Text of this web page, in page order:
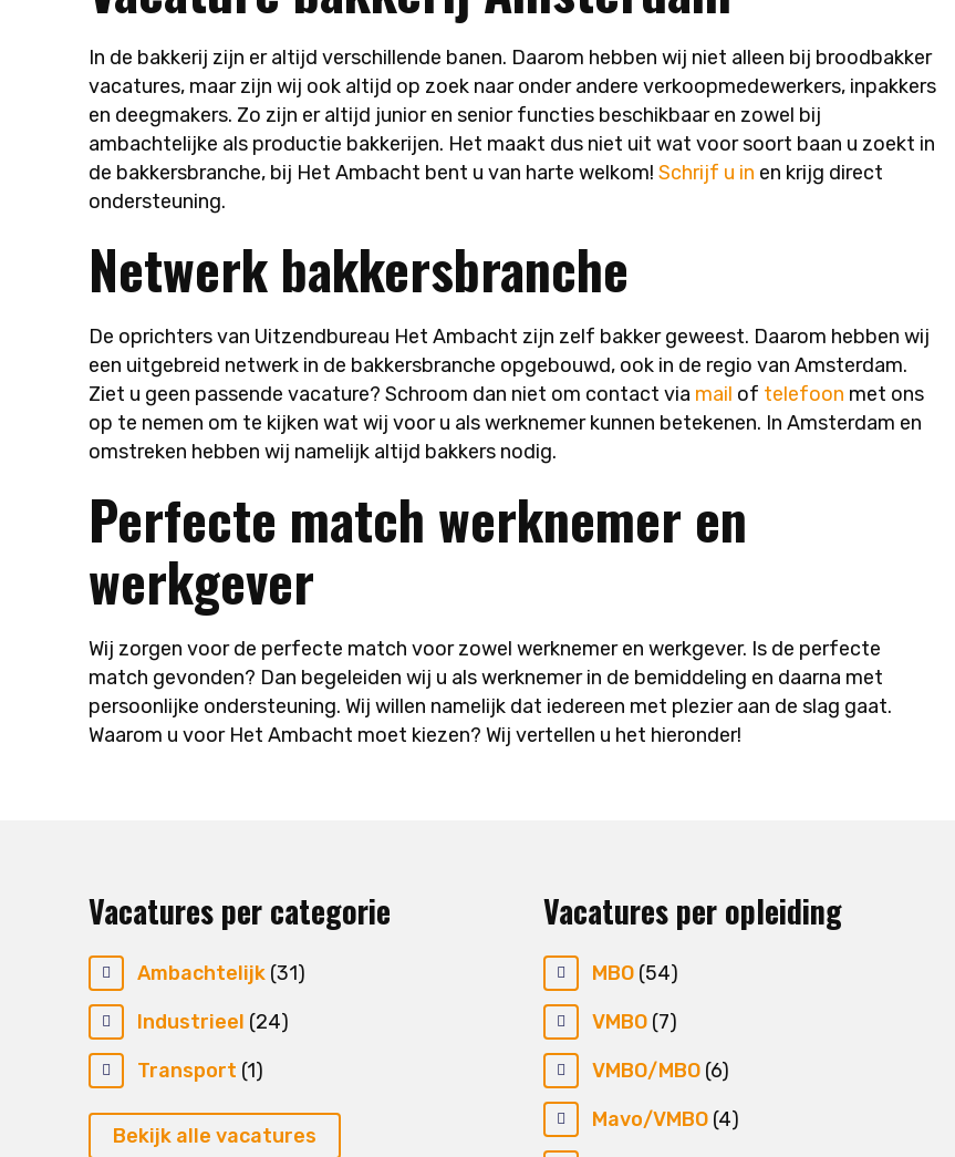
In de bakkerij zijn er altijd verschillende banen. Daarom hebben wij niet alleen bij broodbakker
vacatures, maar zijn wij ook altijd op zoek naar onder andere verkoopmedewerkers, inpakkers
en deegmakers. Zo zijn er altijd junior en senior functies beschikbaar en zowel bij
ambachtelijke als productie bakkerijen. Het maakt dus niet uit wat voor soort baan u zoekt in
de bakkersbranche, bij Het Ambacht bent u van harte welkom! Schrijf u in en krijg direct
ondersteuning.
Netwerk bakkersbranche
De oprichters van Uitzendbureau Het Ambacht zijn zelf bakker geweest. Daarom hebben wij
een uitgebreid netwerk in de bakkersbranche opgebouwd, ook in de regio van Amsterdam.
Ziet u geen passende vacature? Schroom dan niet om contact via mail of telefoon met ons
op te nemen om te kijken wat wij voor u als werknemer kunnen betekenen. In Amsterdam en
omstreken hebben wij namelijk altijd bakkers nodig.
Perfecte match werknemer en
werkgever
Wij zorgen voor de perfecte match voor zowel werknemer en werkgever. Is de perfecte
match gevonden? Dan begeleiden wij u als werknemer in de bemiddeling en daarna met
persoonlijke ondersteuning. Wij willen namelijk dat iedereen met plezier aan de slag gaat.
Waarom u voor Het Ambacht moet kiezen? Wij vertellen u het hieronder!
Vacatures per categorie
Ambachtelijk (31)
Industrieel (24)
Transport (1)
Bekijk alle vacatures
Vacatures per opleiding
MBO (54)
VMBO (7)
VMBO/MBO (6)
Mavo/VMBO (4)